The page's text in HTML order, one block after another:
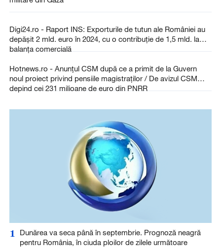
Digi24.ro - Raport INS: Exporturile de tutun ale României au
depășit 2 mld. euro în 2024, cu o contribuție de 1,5 mld. la
balanța comercială
Hotnews.ro - Anunțul CSM după ce a primit de la Guvern
noul proiect privind pensiile magistraților / De avizul CSM
depind cei 231 milioane de euro din PNRR
1
Dunărea va seca până în septembrie. Prognoză neagră
pentru România, în ciuda ploilor de zilele următoare